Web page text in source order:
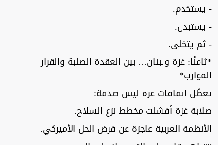
- يستخدم.
- يستبدل.
- ثم يتخلى.
*ثامنًا: غزة ولبنان… بين العقدة الصلبة والقرار
الموارب*
تعطّل اتفاقات غزة ليس صدفة:
صلابة غزة أفشلت مخطط نزع السلاح.
الأنظمة العربية عاجزة عن فرض الحل الأميركي.